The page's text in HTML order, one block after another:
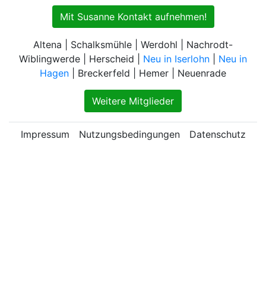
Mit Susanne Kontakt aufnehmen!
Altena | Schalksmühle | Werdohl | Nachrodt-
Wiblingwerde | Herscheid | Neu in Iserlohn
Neu in
Hagen | Breckerfeld | Hemer | Neuenrade
Weitere Mitglieder
Impressum Nutzungsbedingungen Datenschutz